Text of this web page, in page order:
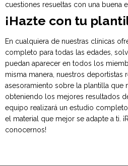
cuestiones resueltas con una buena
¡Hazte con tu
En cualquiera de nuestras clínicas
completo para todas las edades,
puedan aparecer en todos los
misma manera, nuestros deportistas
asesoramiento sobre la plantilla que
obteniendo los mejores resultados
equipo realizará un estudio
el material que mejor se adapte a ti.
conocernos!